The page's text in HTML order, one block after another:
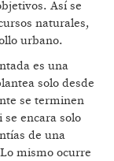
Así se
naturales,
urbano.
es una
solo desde
se terminen
encara solo
de una
mismo ocurre